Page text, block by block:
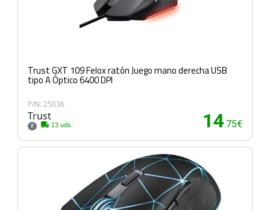
Trust GXT 109 Felox ratón Juego mano derecha USB
tipo A Óptico 6400 DPI
P/N: 25036
Trust
2 13 uds. 14.75€